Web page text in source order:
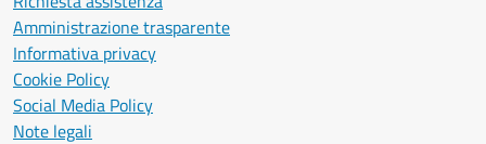
Amministrazione trasparente
Informativa privacy
Cookie Policy
Social Media Policy
Note legali